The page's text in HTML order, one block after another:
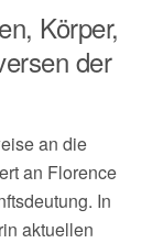
Körper,
der
an die
an Florence
In
aktuellen